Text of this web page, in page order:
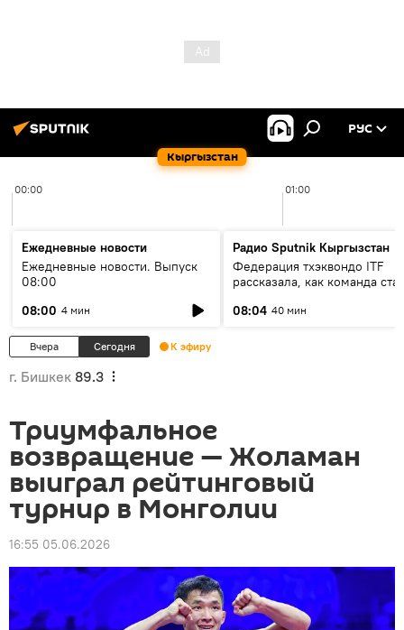
Кыргызстан
РУС
00:00 01:00
Ежедневные новости
Ежедневные новости. Выпуск
08:00
08:00 4 мин
Радио Sputnik Кыргызстан
Федерация тхэквондо ITF
рассказала, как команда
08:04 40 мин
Вчера Сегодня К эфиру
г. Бишкек 89.3
Триумфальное
возвращение — Жоламан
выиграл рейтинговый
турнир в Монголии
16:55 05.06.2026